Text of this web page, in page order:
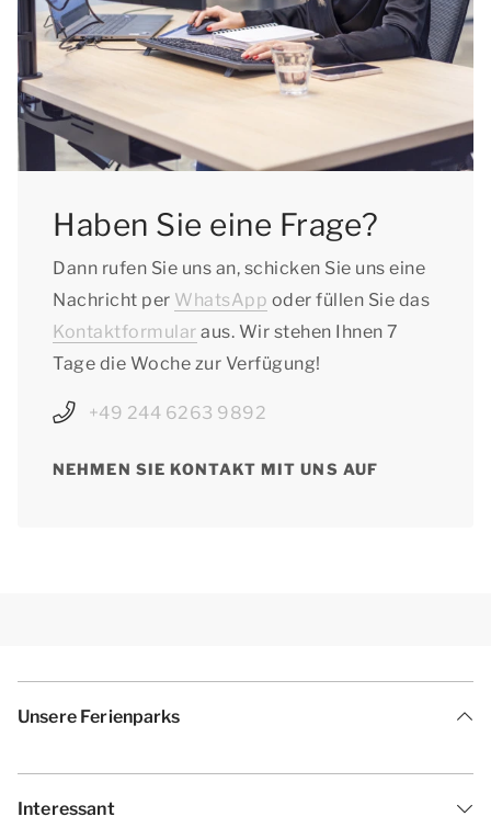
Haben Sie eine Frage?
Dann rufen Sie uns an, schicken Sie uns eine
Nachricht per WhatsApp oder füllen Sie das
Kontaktformular aus. Wir stehen Ihnen 7
Tage die Woche zur Verfügung!
+49 244 6263 9892
NEHMEN SIE KONTAKT MIT UNS AUF
Unsere Ferienparks
Interessant